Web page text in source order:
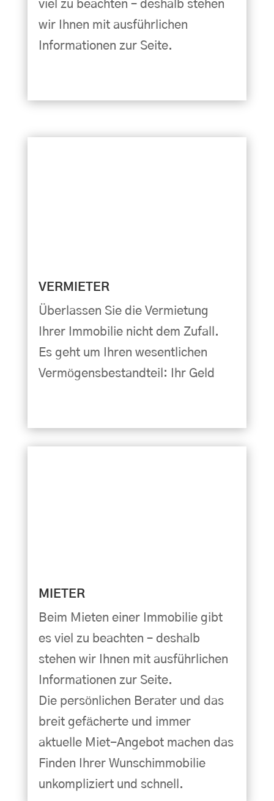
viel zu beachten – deshalb stehen
wir Ihnen mit ausführlichen
Informationen zur Seite.
VERMIETER
Überlassen Sie die Vermietung
Ihrer Immobilie nicht dem Zufall.
Es geht um Ihren wesentlichen
Vermögensbestandteil: Ihr Geld
MIETER
Beim Mieten einer Immobilie gibt
es viel zu beachten – deshalb
stehen wir Ihnen mit ausführlichen
Informationen zur Seite.
Die persönlichen Berater und das
breit gefächerte und immer
aktuelle Miet-Angebot machen das
Finden Ihrer Wunschimmobilie
unkompliziert und schnell.